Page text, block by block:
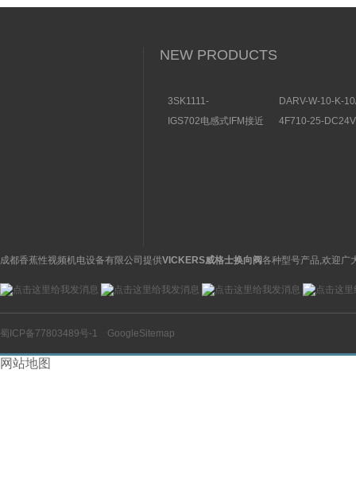
NEW PRODUCTS
3SK1111-
关特点及功能
DARV-W-10-K-
构分析
IGS702电感式IFM接近
4F710-25-
成都香蕉性视频机电设备有限公司提供VICKERS威格士换向阀各种型号产品,欢迎广
蜀ICP备77803489号-1 GoogleSitemap
网站地图